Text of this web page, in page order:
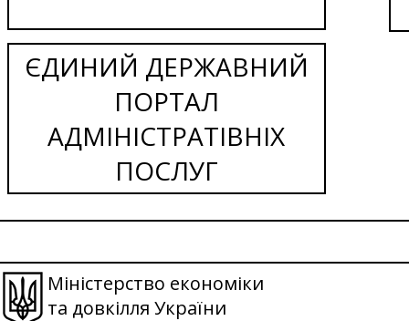
ЄДИНИЙ ДЕРЖАВНИЙ
ПОРТАЛ
АДМІНІСТРАТІВНІХ
ПОСЛУГ
Міністерство економіки
та довкілля України